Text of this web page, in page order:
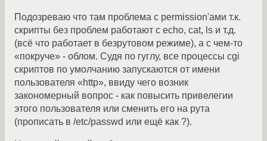
Подозреваю что там проблема с permission'ами т.к.
скрипты без проблем работают с echo, cat, ls и т.д.
(всё что работает в безрутовом режиме), а с чем-то
«покруче» - облом. Судя по гуглу, все процессы cgi
скриптов по умолчанию запускаются от имени
пользователя «http», ввиду чего возник
закономерный вопрос - как повысить привелегии
этого пользователя или сменить его на рута
(прописать в /etc/passwd или ещё как ?).